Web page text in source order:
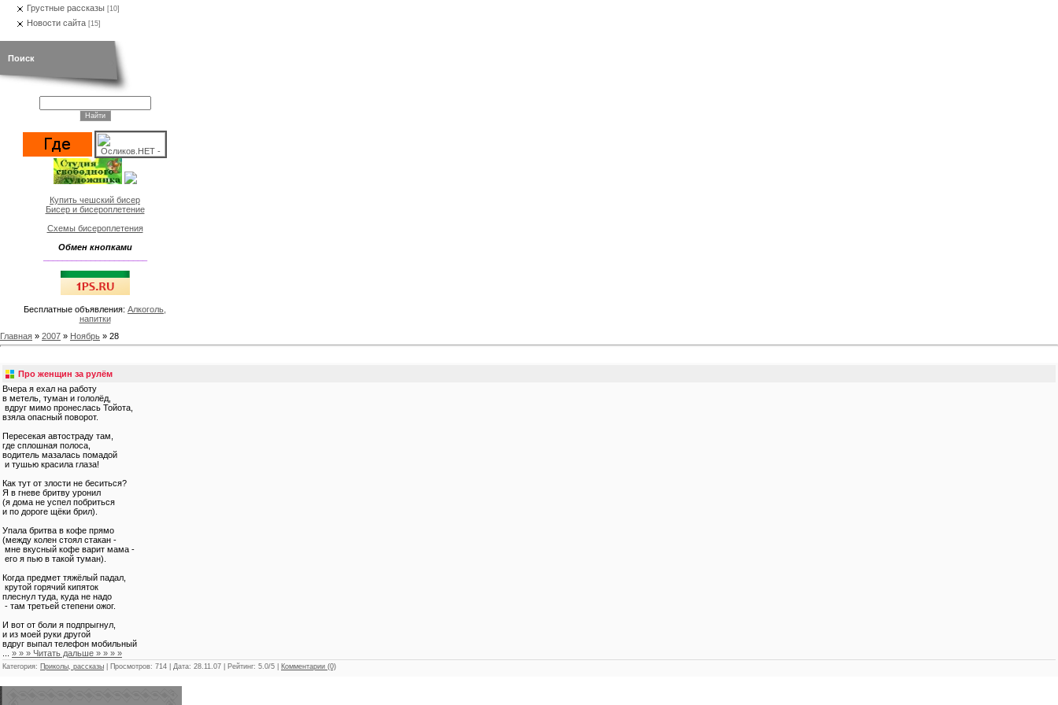
Грустные рассказы [10]
Новости сайта [15]
Поиск
Купить чешский бисер
Бисер и бисероплетение
Схемы бисероплетения
Обмен кнопками
Бесплатные объявления: Алкоголь,
напитки
Главная » 2007 » Ноябрь » 28
Про женщин за рулём
Вчера я ехал на работу
в метель, туман и гололёд,
вдруг мимо пронеслась Тойота,
взяла опасный поворот.
Пересекая автостраду там,
где сплошная полоса,
водитель мазалась помадой
и тушью красила глаза!
Как тут от злости не беситься?
Я в гневе бритву уронил
(я дома не успел побриться
и по дороге щёки брил).
Упала бритва в кофе прямо
(между колен стоял стакан -
мне вкусный кофе варит мама -
его я пью в такой туман).
Когда предмет тяжёлый падал,
крутой горячий кипяток
плеснул туда, куда не надо
- там третьей степени ожог.
И вот от боли я подпрыгнул,
и из моей руки другой
вдруг выпал телефон мобильный
» » » Читать дальше » » » »
Категория: Приколы, рассказы | Просмотров: 714 | Дата: 28.11.07 | Рейтинг: 5.0/5 | Комментарии (0)